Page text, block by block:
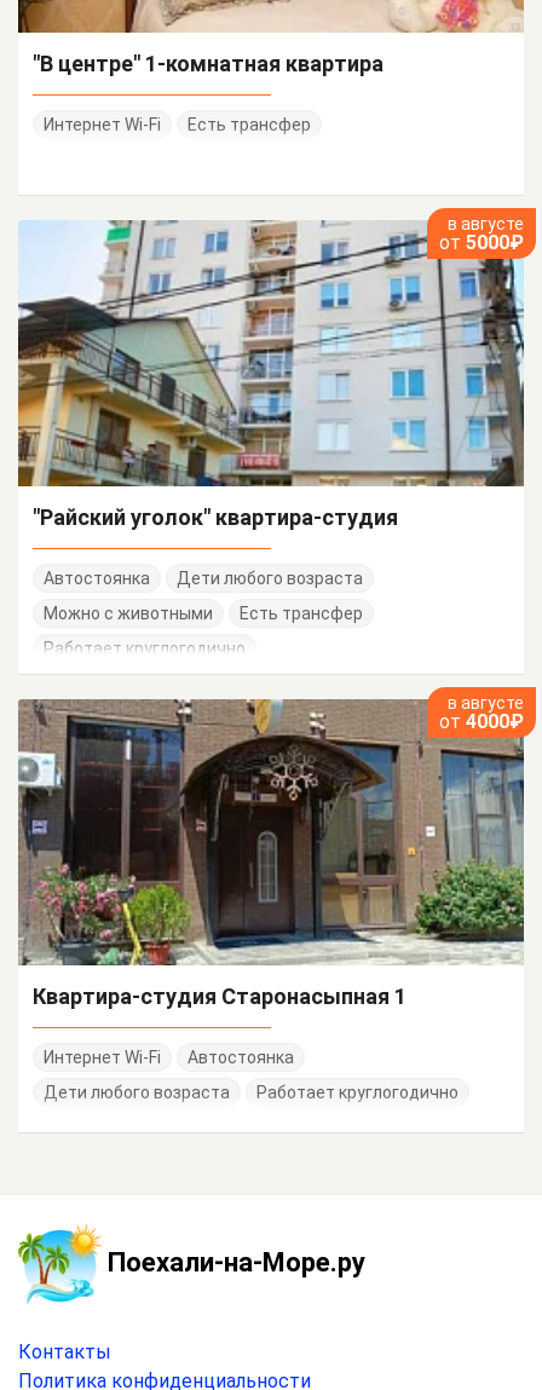
"В центре" 1-комнатная квартира
Интернет Wi-Fi Есть трансфер
в августе
от 5000₽
"Райский уголок" квартира-студия
Автостоянка
Дети любого возраста
Можно с животными
Есть трансфер
Работает круглогодично
в августе
от 4000₽
Квартира-студия Старонасыпная 1
Интернет Wi-Fi
Автостоянка
Дети любого возраста
Работает круглогодично
Поехали-на-Море.ру
Контакты
Политика конфиденциальности